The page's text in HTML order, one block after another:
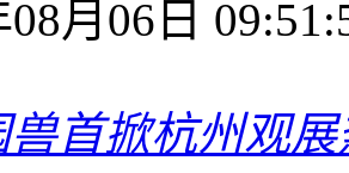
08月06日
兽首掀杭州观